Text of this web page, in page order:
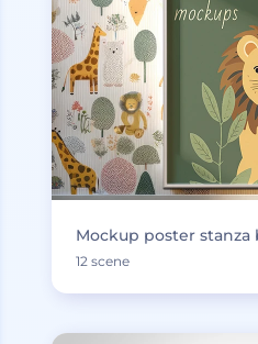
Mockup poster stanza
12 scene